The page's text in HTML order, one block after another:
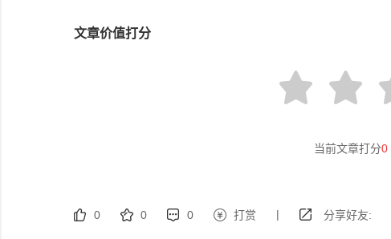
文章价值打分
当前文章打分0
0 0 0 打赏 | 分享好友: